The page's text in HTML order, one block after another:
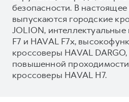
безопасности. В
выпускаются городские
JOLION,
F7 и HAVAL F7x,
кроссоверы HAVAL
повышенной
кроссоверы HAVAL H7.